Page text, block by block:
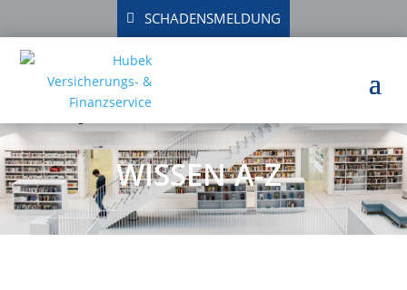
SCHADENSMELDUNG
WISSEN A-Z